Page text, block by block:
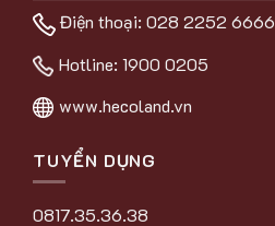
Điện thoại: 028 2252 6666
Hotline: 1900 0205
www.hecoland.vn
TUYỂN DỤNG
0817.35.36.38